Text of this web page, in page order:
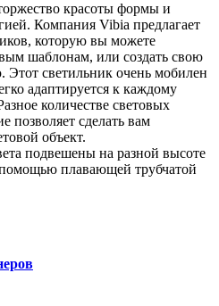
красоты формы и
Компания Vibia предлагает
которую вы можете
шаблонам, или создать свою
светильник очень мобилен
адаптируется к каждому
количестве световых
позволяет сделать вам
объект.
подвешены на разной высоте
плавающей трубчатой